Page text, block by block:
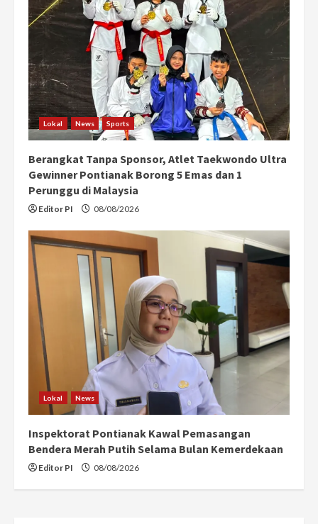
Lokal News Sports
Berangkat Tanpa Sponsor, Atlet Taekwondo Ultra
Gewinner Pontianak Borong 5 Emas dan 1
Perunggu di Malaysia
Editor PI 08/08/2026
Lokal News
Inspektorat Pontianak Kawal Pemasangan
Bendera Merah Putih Selama Bulan Kemerdekaan
Editor PI 08/08/2026